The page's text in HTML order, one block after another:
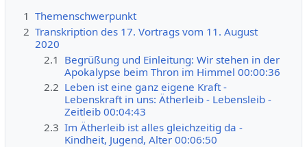
1 Themenschwerpunkt
2 Transkription des 17. Vortrags vom 11. August
2020
2.1 Begrüßung und Einleitung: Wir stehen in der
Apokalypse beim Thron im Himmel 00:00:36
2.2 Leben ist eine ganz eigene Kraft -
Lebenskraft in uns: Ätherleib - Lebensleib -
Zeitleib 00:04:43
2.3 Im Ätherleib ist alles gleichzeitig da -
Kindheit, Jugend, Alter 00:06:50